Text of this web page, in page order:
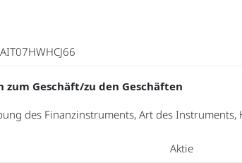
zum Geschäft/zu den Geschäften
des Finanzinstruments, Art des Instruments,
Aktie